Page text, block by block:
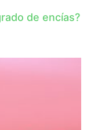
de encías?